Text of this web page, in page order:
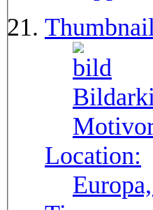
Location: